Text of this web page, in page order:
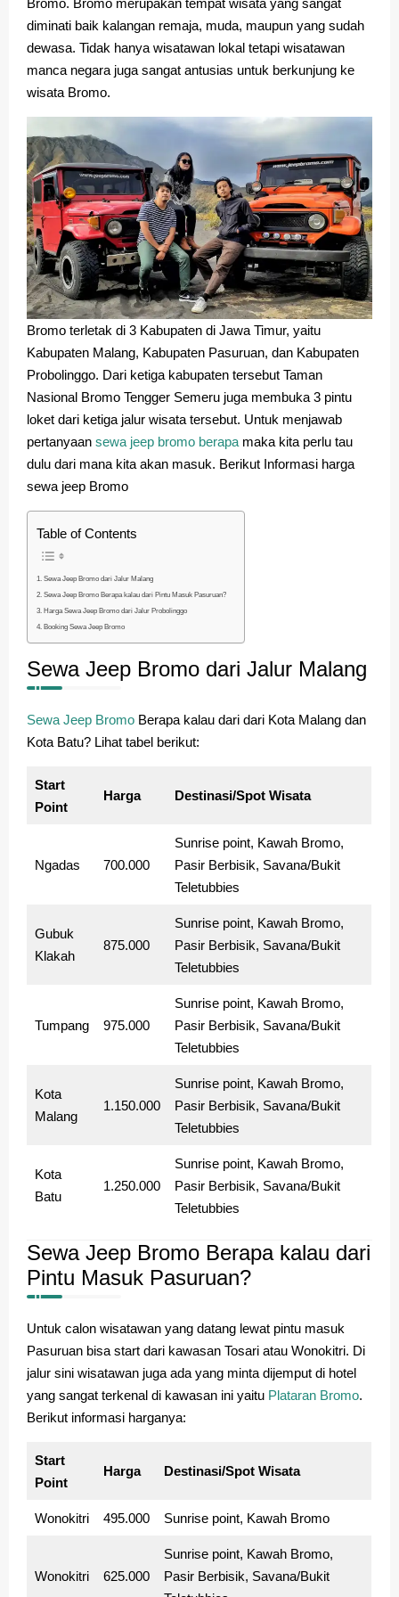
Bromo. Bromo merupakan tempat wisata yang sangat
diminati baik kalangan remaja, muda, maupun yang sudah
dewasa. Tidak hanya wisatawan lokal tetapi wisatawan
manca negara juga sangat antusias untuk berkunjung ke
wisata Bromo.
Bromo terletak di 3 Kabupaten di Jawa Timur, yaitu
Kabupaten Malang, Kabupaten Pasuruan, dan Kabupaten
Probolinggo. Dari ketiga kabupaten tersebut Taman
Nasional Bromo Tengger Semeru juga membuka 3 pintu
loket dari ketiga jalur wisata tersebut. Untuk menjawab
pertanyaan sewa jeep bromo berapa maka kita perlu tau
dulu dari mana kita akan masuk. Berikut Informasi harga
sewa jeep Bromo
Table of Contents
Sewa Jeep Bromo dari Jalur Malang
Sewa Jeep Bromo Berapa kalau dari Pintu Masuk Pasuruan?
Harga Sewa Jeep Bromo dari Jalur Probolinggo
Booking Sewa Jeep Bromo
Sewa Jeep Bromo dari Jalur Malang
Sewa Jeep Bromo Berapa kalau dari dari Kota Malang dan
Kota Batu? Lihat tabel berikut:
Start
Point
Harga Destinasi/Spot Wisata
Ngadas 700.000
Sunrise point, Kawah Bromo,
Pasir Berbisik, Savana/Bukit
Teletubbies
Gubuk
Klakah
875.000
Sunrise point, Kawah Bromo,
Pasir Berbisik, Savana/Bukit
Teletubbies
Tumpang 975.000
Sunrise point, Kawah Bromo,
Pasir Berbisik, Savana/Bukit
Teletubbies
Kota
Malang
1.150.000
Sunrise point, Kawah Bromo,
Pasir Berbisik, Savana/Bukit
Teletubbies
Kota
Batu
1.250.000
Sunrise point, Kawah Bromo,
Pasir Berbisik, Savana/Bukit
Teletubbies
Sewa Jeep Bromo Berapa kalau dari
Pintu Masuk Pasuruan?
Untuk calon wisatawan yang datang lewat pintu masuk
Pasuruan bisa start dari kawasan Tosari atau Wonokitri. Di
jalur sini wisatawan juga ada yang minta dijemput di hotel
yang sangat terkenal di kawasan ini yaitu Plataran Bromo.
Berikut informasi harganya:
Start
Point
Harga Destinasi/Spot Wisata
Wonokitri 495.000 Sunrise point, Kawah Bromo
Wonokitri 625.000
Sunrise point, Kawah Bromo,
Pasir Berbisik, Savana/Bukit